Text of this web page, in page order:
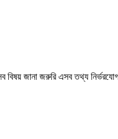
জানা জরুরি এসব তথ্য